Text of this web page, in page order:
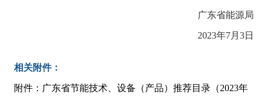
广东省能源局
2023年7月3日
相关附件：
附件：广东省节能技术、设备（产品）推荐目录（2023年